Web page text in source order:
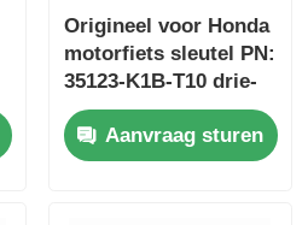
Origineel voor Honda
motorfiets sleutel PN:
35123-K1B-T10 drie-
knop FSK433.92MHz
ID47chip
afstandsbediening
Aanvraag sturen